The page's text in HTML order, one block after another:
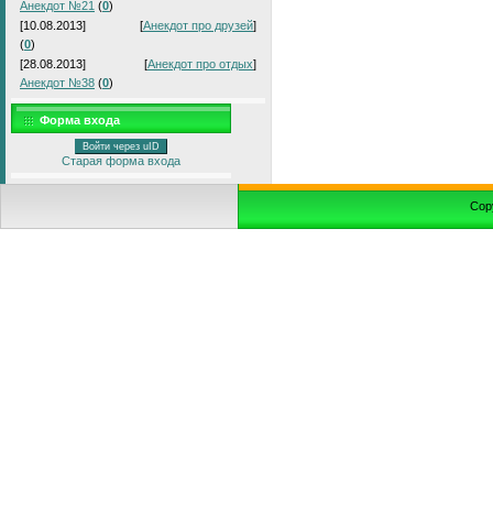
Анекдот №21 (0)
[10.08.2013]
[Анекдот про друзей]
(0)
[28.08.2013]
[Анекдот про отдых]
Анекдот №38 (0)
Форма входа
Войти через uID
Старая форма входа